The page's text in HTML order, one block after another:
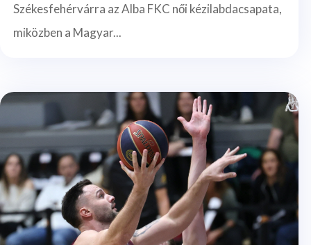
Székesfehérvárra az Alba FKC női kézilabdacsapata,
miközben a Magyar...